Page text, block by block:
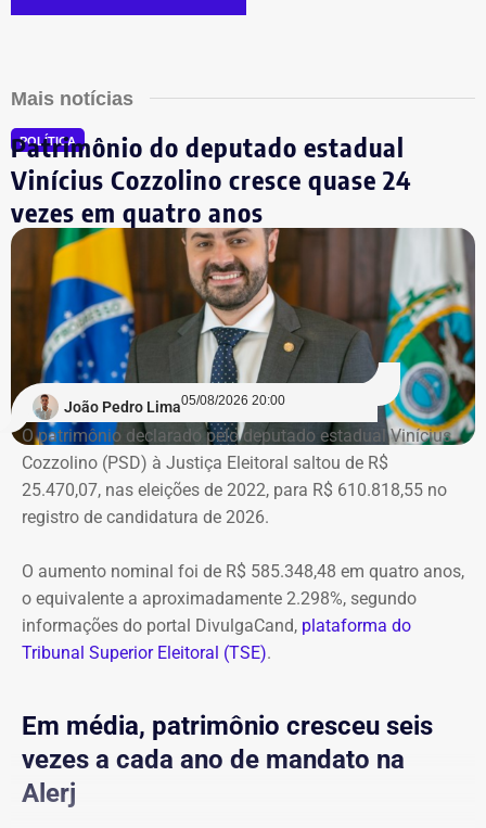
Mais notícias
POLÍTICA
Patrimônio do deputado estadual
Vinícius Cozzolino cresce quase 24
vezes em quatro anos
João Pedro Lima05/08/2026 20:00
O patrimônio declarado pelo deputado estadual Vinícius
Cozzolino (PSD) à Justiça Eleitoral saltou de R$
25.470,07, nas eleições de 2022, para R$ 610.818,55 no
registro de candidatura de 2026.
O aumento nominal foi de R$ 585.348,48 em quatro anos,
o equivalente a aproximadamente 2.298%, segundo
informações do portal DivulgaCand, plataforma do
Tribunal Superior Eleitoral (TSE).
Em média, patrimônio cresceu seis
vezes a cada ano de mandato na
Alerj